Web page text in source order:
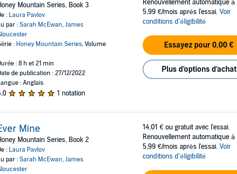
Mountain Series, Book 3
: Laura Pavlov
par :Sarah McEwan,James
: Honey Mountain Series, Volume
: 8 h et 21 min
de publication : 27/12/2022
: Anglais
1 notation
Renouvellement automatique à
5,99 €/mois après l'essai. Voir
conditions d'éligibilité
Essayez pour 0,00 €
Plus d'options d'achat
Mine
Mountain Series, Book 2
: Laura Pavlov
par :Sarah McEwan,James
14,01 € ou gratuit avec l'essai.
Renouvellement automatique à
5,99 €/mois après l'essai. Voir
conditions d'éligibilité